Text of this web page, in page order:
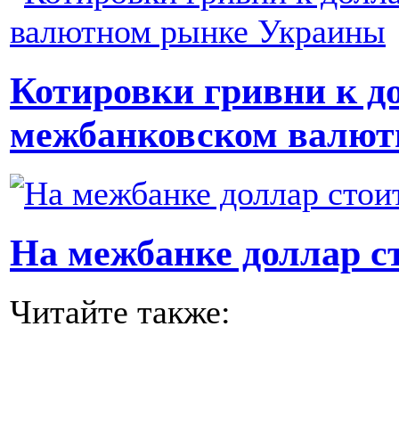
Котировки гривни к
межбанковском
На межбанке доллар
Читайте также: